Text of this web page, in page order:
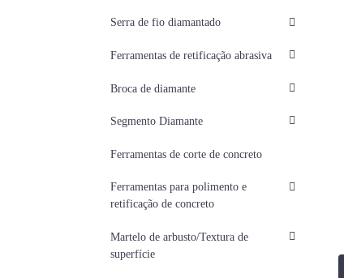
Serra de fio diamantado
Ferramentas de retificação abrasiva
Broca de diamante
Segmento Diamante
Ferramentas de corte de concreto
Ferramentas para polimento e
retificação de concreto
Martelo de arbusto/Textura de
superfície